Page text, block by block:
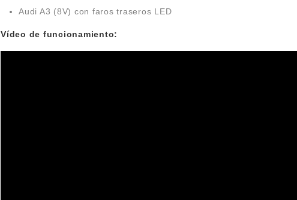
Audi A3 (8V) con faros traseros LED
Vídeo de funcionamiento: